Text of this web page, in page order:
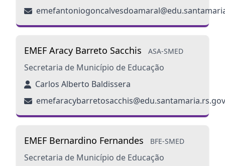
EMEF Aracy Barreto Sacchis ASA-SMED
Secretaria de Município de Educação
Carlos Alberto Baldissera
EMEF Bernardino Fernandes BFE-SMED
Secretaria de Município de Educação